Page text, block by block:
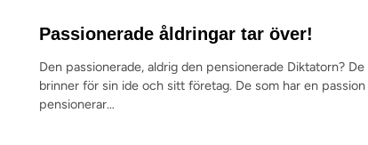
Passionerade åldringar tar över!
Den passionerade, aldrig den pensionerade Diktatorn? De
brinner för sin ide och sitt företag. De som har en passion
pensionerar…